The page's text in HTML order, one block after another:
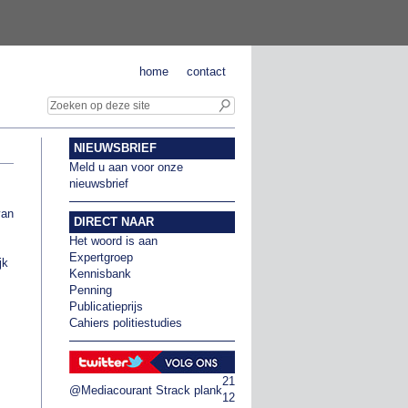
contact
home
NIEUWSBRIEF
Meld u aan voor onze
nieuwsbrief
DIRECT NAAR
Het woord is aan
Expertgroep
Kennisbank
Penning
Publicatieprijs
Cahiers politiestudies
@Mediacourant Strack plank
21
12